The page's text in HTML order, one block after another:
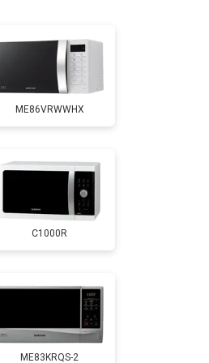
Заказать
Заказать
ME86VRWWHX
C1000R
ME83KRQS-2